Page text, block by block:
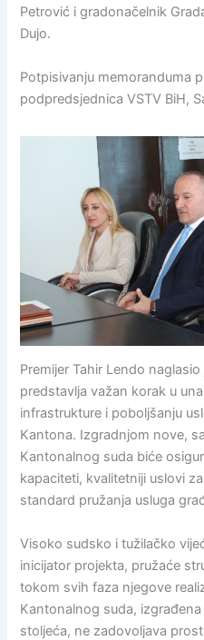
Petrović i gradonačelnik
Dujo.
Potpisivanju memoranduma
podpredsjednica VSTV BiH,
Premijer Tahir Lendo
predstavlja važan korak u
infrastrukture i poboljšanju
Kantona. Izgradnjom nove,
Kantonalnog suda biće
kapaciteti, kvalitetniji uslovi
standard pružanja usluga
Visoko sudsko i tužilačko
inicijator projekta, pružaće
tokom svih faza njegove
Kantonalnog suda,
stoljeća, ne zadovoljava